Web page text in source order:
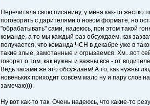
Перечитала свою писанину, у меня как-то жестко
поговорить с дарителями о новом формате, но
"обрабатывать" сами, надеюсь, при этом такой
команде, а то мы каждый раз обсуждаем, как
получается, что команда ЧСН в декабре уже в
такие злые, замотанные и огрызаемся. Хм...вот
говорят о том, как нужны и важны все - от
Ведь часами же это обсуждаем! А то, как нужны
новеньких приходит совсем мало ну и пару слов
замечаю))).
Ну вот как-то так. Очень надеюсь, что какие-то